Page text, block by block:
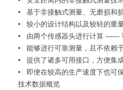
• 基于非接触式测量、无磨损和
• 较小的设计结构以及较轻的重
• 由两个传感器头进行计算 ——
• 能够进行可靠测量，且不依赖
• 提供了诸多可用接口，方便集
• 即便在较高的生产速度下也可
技术数据概览